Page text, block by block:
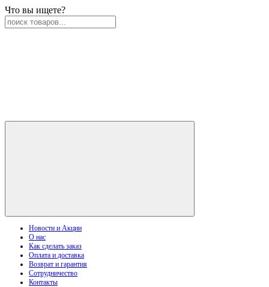
Что вы ищете?
Новости и Акции
О нас
Как сделать заказ
Оплата и доставка
Возврат и гарантия
Сотрудничество
Контакты